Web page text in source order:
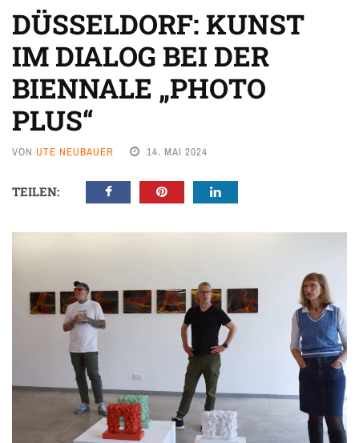
DÜSSELDORF: KUNST
IM DIALOG BEI DER
BIENNALE „PHOTO
PLUS“
VON UTE NEUBAUER 14. MAI 2024
TEILEN: